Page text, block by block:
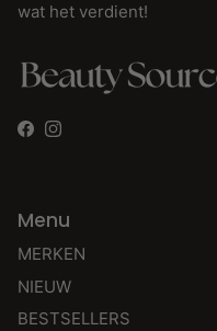
wat het verdient!
Facebook
Instagram
Menu
MERKEN
NIEUW
BESTSELLERS